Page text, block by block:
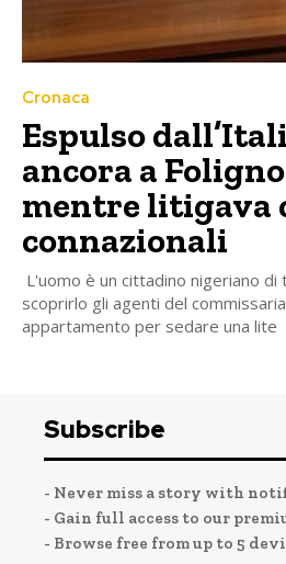
Cronaca
Espulso
ancora a
mentre litigava
connazionali
L'uomo è un cittadino nigeriano di
scoprirlo gli agenti del
appartamento per sedare una lite
Subscribe
- Never miss a story with
- Gain full access to our
- Browse free from up to 5